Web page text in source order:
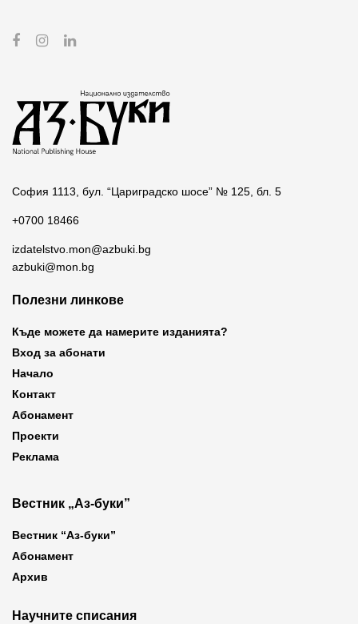
София 1113, бул. “Цариградско шосе” № 125, бл. 5
+0700 18466
izdatelstvo.mon@azbuki.bg
azbuki@mon.bg
Полезни линкове
Къде можете да намерите изданията?
Вход за абонати
Начало
Контакт
Абонамент
Проекти
Реклама
Вестник „Аз-буки”
Вестник “Аз-буки”
Абонамент
Архив
Научните списания